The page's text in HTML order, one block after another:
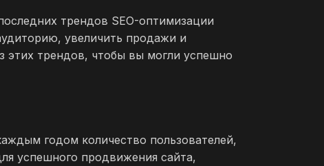
трендов SEO-оптимизации
увеличить продажи и
этих трендов, чтобы вы могли успешно
годом количество пользователей,
успешного продвижения сайта,